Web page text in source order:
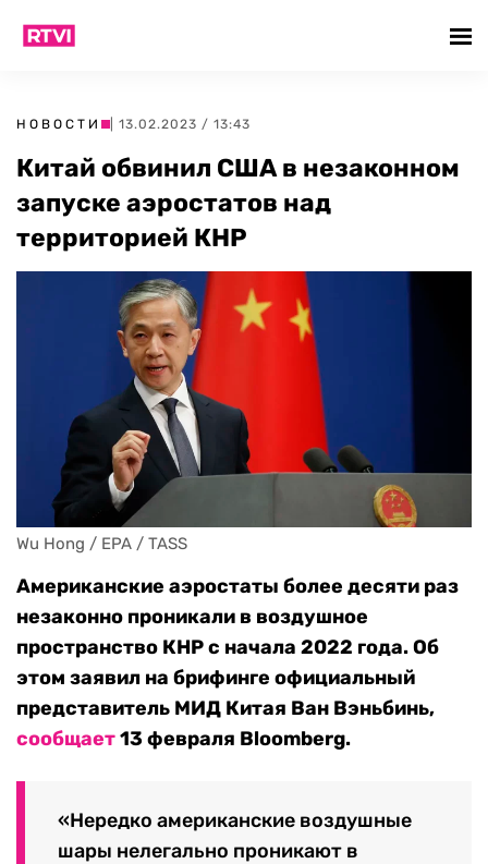
НОВОСТИ | 13.02.2023 / 13:43
Китай обвинил США в незаконном
запуске аэростатов над
территорией КНР
Wu Hong / EPA / TASS
Американские аэростаты более десяти раз
незаконно проникали в воздушное
пространство КНР с начала 2022 года. Об
этом заявил на брифинге официальный
представитель МИД Китая Ван Вэньбинь,
сообщает13 февраля Bloomberg.
«Нередко американские воздушные
шары нелегально проникают в